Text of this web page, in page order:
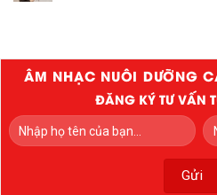
ÂM NHẠC NUÔI DƯỠNG
ĐĂNG KÝ TƯ VẤN